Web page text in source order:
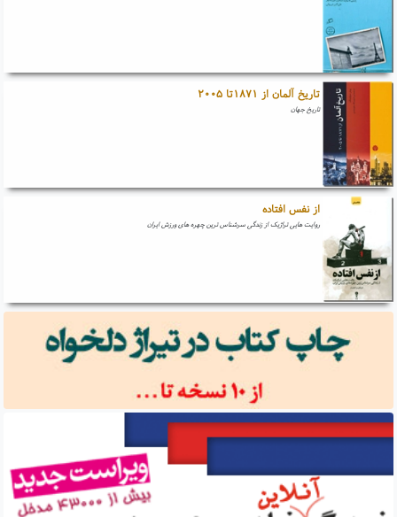
تاریخ آلمان از ۱۸۷۱تا ۲۰۰۵
تاریخ جهان
از نفس افتاده
روایت هایی تراژیک از زندگی سرشناس ترین چهره های ورزش ایران